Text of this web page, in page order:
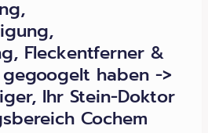
Fleckentferner &
haben ->
Ihr Stein-Doktor
Cochem